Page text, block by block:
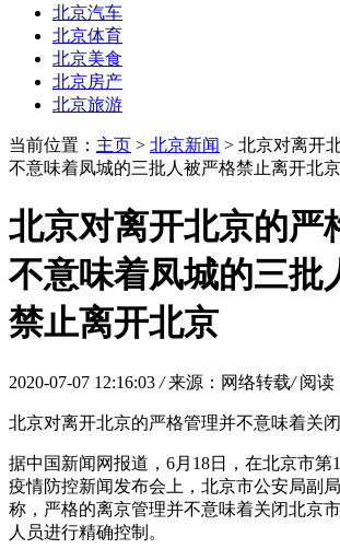
北京汽车
北京体育
北京美食
北京房产
北京旅游
当前位置： 主页 > 北京新闻 > 北京对离开
不意味着凤城的三批人被严格禁止离开北京
北京对离开北京的严
不意味着凤城的三批
禁止离开北京
2020-07-07 12:16:03 / 来源：网络转载/ 阅读
北京对离开北京的严格管理并不意味着关
据中国新闻网报道，6月18日，在北京市第
疫情防控新闻发布会上，北京市公安局副
称，严格的离京管理并不意味着关闭北京
人员进行精确控制。